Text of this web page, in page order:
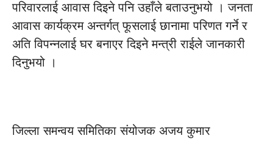
परिवारलाई आवास दिइने पनि उहाँले बताउनुभयो । जनता
आवास कार्यक्रम अन्तर्गत् फूसलाई छानामा परिणत गर्ने र
अति विपन्नलाई घर बनाएर दिइने मन्त्री राईले जानकारी
दिनुभयो ।
जिल्ला समन्वय समितिका संयोजक अजय कुमार